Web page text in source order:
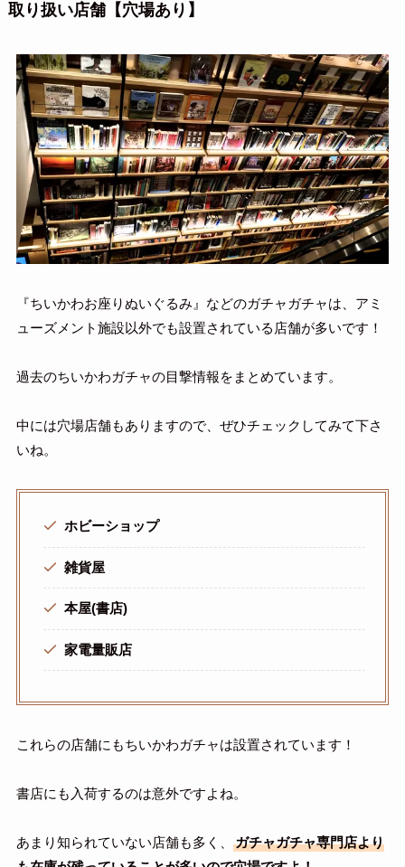
取り扱い店舗【穴場あり】
『ちいかわお座りぬいぐるみ』などのガチャガチャは、アミ
ューズメント施設以外でも設置されている店舗が多いです！
過去のちいかわガチャの目撃情報をまとめています。
中には穴場店舗もありますので、ぜひチェックしてみて下さ
いね。
ホビーショップ
雑貨屋
本屋(書店)
家電量販店
これらの店舗にもちいかわガチャは設置されています！
書店にも入荷するのは意外ですよね。
あまり知られていない店舗も多く、
ガチャガチャ専門店より